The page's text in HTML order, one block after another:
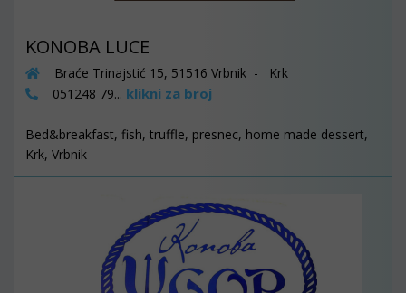
KONOBA LUCE
Braće Trinajstić 15, 51516 Vrbnik - Krk
051248 79... klikni za broj
Bed&breakfast, fish, truffle, presnec, home made dessert,
Krk, Vrbnik